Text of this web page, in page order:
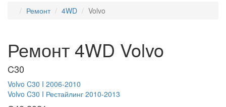
Ремонт 4WD Volvo
Ремонт 4WD Volvo
C30
Volvo C30 I 2006-2010
Volvo C30 I Рестайлинг 2010-2013